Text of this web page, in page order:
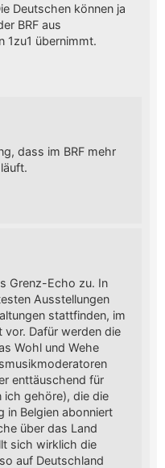
Deutschen können ja
BRF aus
1zu1 übernimmt.
dass im BRF mehr
Grenz-Echo zu. In
Ausstellungen
stattfinden, im
Dafür werden die
Wohl und Wehe
enttäuschend für
ich gehöre), die die
in Belgien abonniert
über das Land
sich wirklich die
auf Deutschland